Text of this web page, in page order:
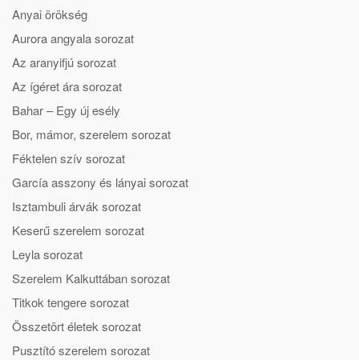
Anyai örökség
Aurora angyala sorozat
Az aranyifjú sorozat
Az ígéret ára sorozat
Bahar – Egy új esély
Bor, mámor, szerelem sorozat
Féktelen szív sorozat
García asszony és lányai sorozat
Isztambuli árvák sorozat
Keserű szerelem sorozat
Leyla sorozat
Szerelem Kalkuttában sorozat
Titkok tengere sorozat
Összetört életek sorozat
Pusztító szerelem sorozat